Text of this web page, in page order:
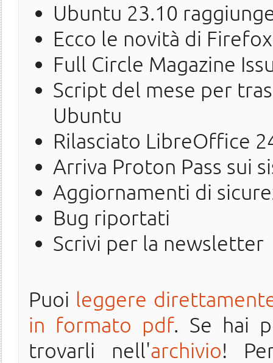
Ubuntu 23.10
Ecco le novità di
Full Circle Magazine
Script del mese per
Ubuntu
Rilasciato LibreOffice
Arriva Proton Pass sui
Aggiornamenti di
Bug riportati
Scrivi per la newsletter
Puoi leggere
in formato pdf. Se hai
trovarli nell'archivio!